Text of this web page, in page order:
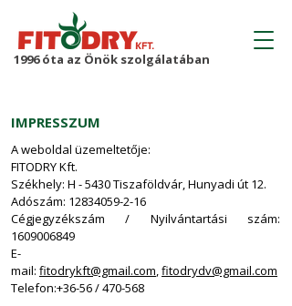
1996 óta az Önök szolgálatában
IMPRESSZUM
A weboldal üzemeltetője:
FITODRY Kft.
Székhely: H - 5430 Tiszaföldvár, Hunyadi út 12.
Adószám: 12834059-2-16
Cégjegyzékszám / Nyilvántartási szám:
1609006849
E-
mail: fitodrykft@gmail.com,fitodrydv@gmail.com
Telefon:+36-56 / 470-568